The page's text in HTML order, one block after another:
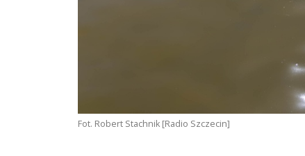
Fot. Robert Stachnik [Radio Szczecin]